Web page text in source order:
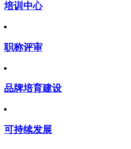
培训中心
职称评审
品牌培育建设
可持续发展